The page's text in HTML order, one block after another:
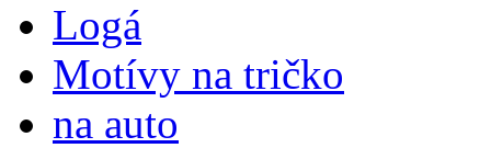
Logá
Motívy na tričko
na auto